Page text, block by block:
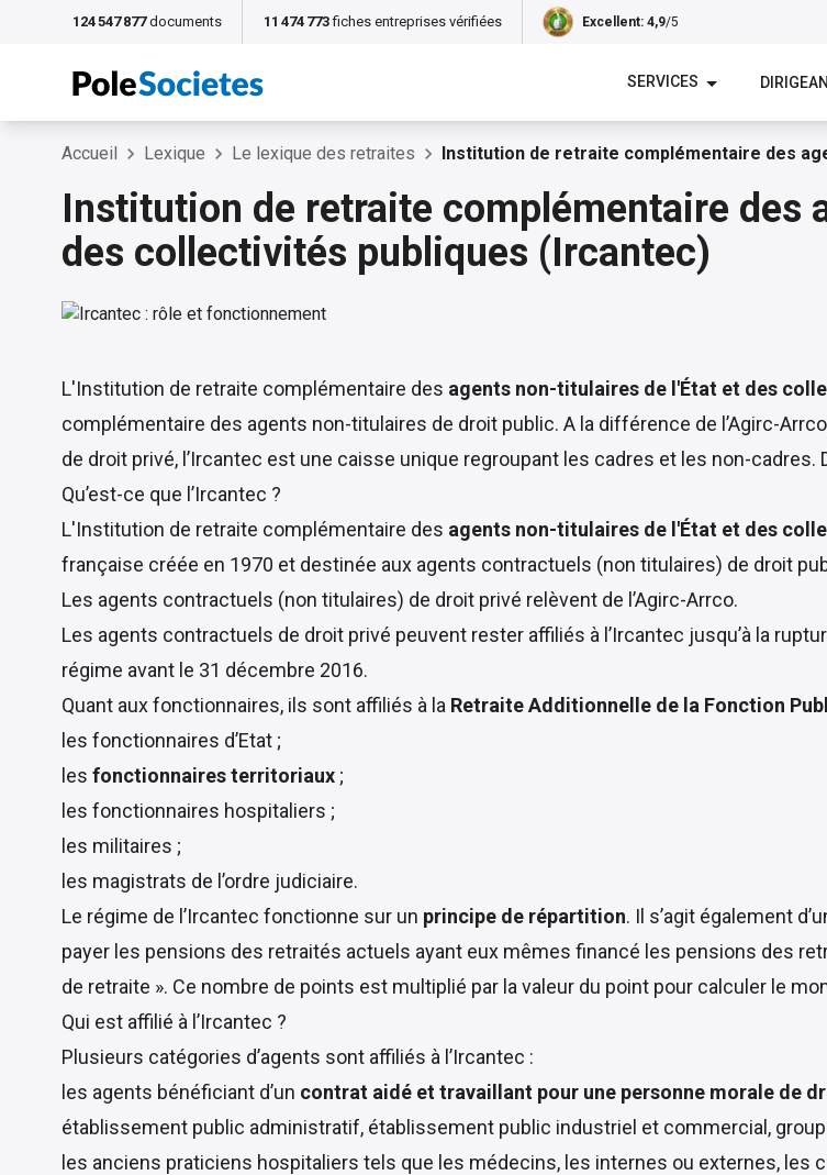
124 547 877 documents 11 474 773 fiches entreprises vérifiées Excellent: 4,9/5
SERVICES
Accueil Lexique Le lexique des retraites Institution de retraite complémentaire des
Institution de retraite complémentaire des
des collectivités publiques (Ircantec)
L'Institution de retraite complémentaire des agents non-titulaires de l'État et des
complémentaire des agents non-titulaires de droit public. A la différence de l’Agirc-
de droit privé, l’Ircantec est une caisse unique regroupant les cadres et les non-
Qu’est-ce que l’Ircantec ?
L'Institution de retraite complémentaire des agents non-titulaires de l'État et des
française créée en 1970 et destinée aux agents contractuels (non titulaires) de droit
Les agents contractuels (non titulaires) de droit privé relèvent de l’Agirc-Arrco.
Les agents contractuels de droit privé peuvent rester affiliés à l’Ircantec jusqu’à la
régime avant le 31 décembre 2016.
Quant aux fonctionnaires, ils sont affiliés à la Retraite Additionnelle de la Fonction
les fonctionnaires d’Etat ;
les fonctionnaires territoriaux ;
les fonctionnaires hospitaliers ;
les militaires ;
les magistrats de l’ordre judiciaire.
Le régime de l’Ircantec fonctionne sur un principe de répartition. Il s’agit également
payer les pensions des retraités actuels ayant eux mêmes financé les pensions des
de retraite ». Ce nombre de points est multiplié par la valeur du point pour calculer le
Qui est affilié à l’Ircantec ?
Plusieurs catégories d’agents sont affiliés à l’Ircantec :
les agents bénéficiant d’un contrat aidé et travaillant pour une personne morale de
établissement public administratif, établissement public industriel et commercial,
les anciens praticiens hospitaliers tels que les médecins, les internes ou externes, les